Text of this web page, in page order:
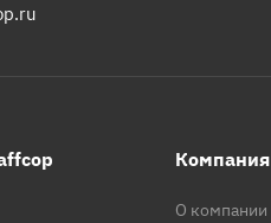
Компания
О компании